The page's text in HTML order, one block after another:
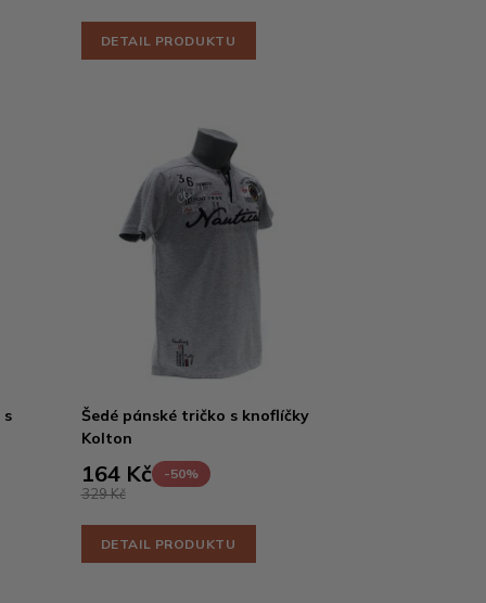
DETAIL PRODUKTU
s
Šedé pánské tričko s knoflíčky
Kolton
164 Kč -50%
329 Kč
DETAIL PRODUKTU